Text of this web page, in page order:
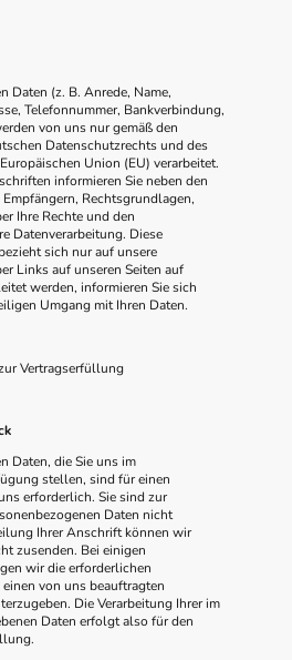
Daten (z. B. Anrede, Name,
Telefonnummer, Bankverbindung,
von uns nur gemäß den
Datenschutzrechts und des
Union (EU) verarbeitet.
informieren Sie neben den
Rechtsgrundlagen,
Ihre Rechte und den
Datenverarbeitung. Diese
sich nur auf unsere
Links auf unseren Seiten auf
werden, informieren Sie sich
Umgang mit Ihren Daten.
Vertragserfüllung
Daten, die Sie uns im
stellen, sind für einen
erforderlich. Sie sind zur
Daten nicht
Ihrer Anschrift können wir
zusenden. Bei einigen
wir die erforderlichen
von uns beauftragten
Die Verarbeitung Ihrer im
Daten erfolgt also für den